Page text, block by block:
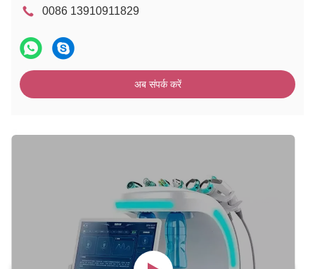
0086 13910911829
अब संपर्क करें